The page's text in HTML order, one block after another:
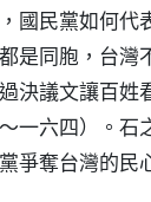
國民黨如何
是同胞，台灣
決議文讓百姓
一六四）。
爭奪台灣的民